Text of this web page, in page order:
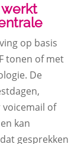
werkt
op basis
tonen of met
De
voicemail of
kan
gesprekken